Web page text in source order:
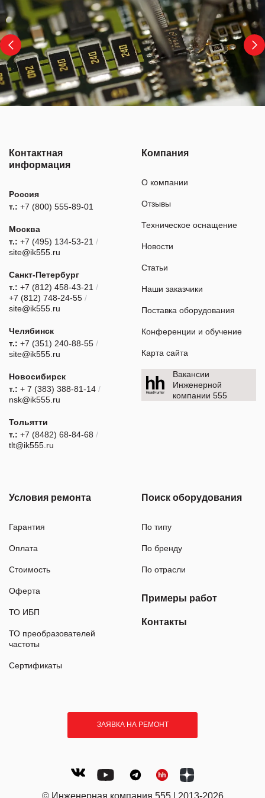
Контактная
информация
Россия
т.: +7 (800) 555-89-01
Москва
т.: +7 (495) 134-53-21 /
site@ik555.ru
Санкт-Петербург
т.: +7 (812) 458-43-21 /
+7 (812) 748-24-55 /
site@ik555.ru
Челябинск
т.: +7 (351) 240-88-55 /
site@ik555.ru
Новосибирск
т.: + 7 (383) 388-81-14 /
nsk@ik555.ru
Тольятти
т.: +7 (8482) 68-84-68 /
tlt@ik555.ru
Компания
О компании
Отзывы
Техническое оснащение
Новости
Статьи
Наши заказчики
Поставка оборудования
Конференции и обучение
Карта сайта
Вакансии
Инженерной
компании 555
Условия ремонта
Гарантия
Оплата
Стоимость
Оферта
ТО ИБП
ТО преобразователей
частоты
Сертификаты
Поиск оборудования
По типу
По бренду
По отрасли
Примеры работ
Контакты
ЗАЯВКА НА РЕМОНТ
© Инженерная компания 555 | 2013-2026